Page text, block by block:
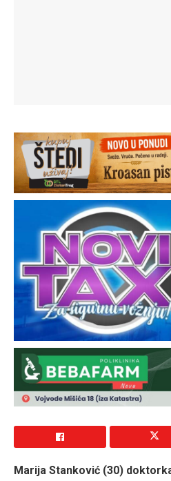
Marija Stanković (30)